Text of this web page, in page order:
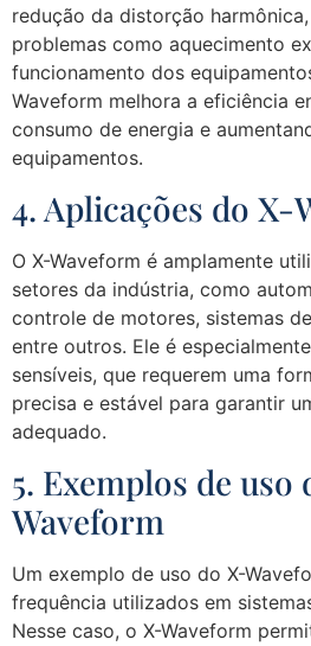
redução da distorção
problemas como aquecimento
funcionamento dos
Waveform melhora a eficiência
consumo de energia e
equipamentos.
4. Aplicações do X-
O X-Waveform é amplamente
setores da indústria, como
controle de motores, sistemas
entre outros. Ele é
sensíveis, que requerem uma
precisa e estável para garantir
adequado.
5. Exemplos de uso
Waveform
Um exemplo de uso do X-
frequência utilizados em
Nesse caso, o X-Waveform